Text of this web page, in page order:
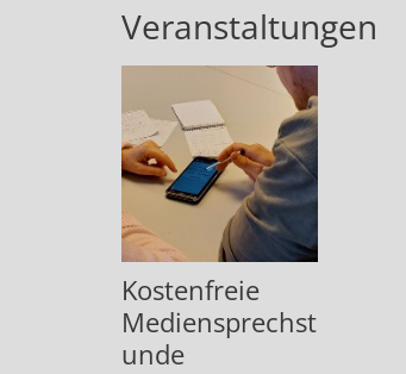
Veranstaltungen
Kostenfreie
Mediensprechst
unde